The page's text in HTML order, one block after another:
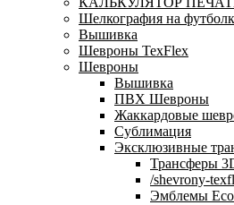
Шелкография на
Вышивка
Шевроны TexFlex
Шевроны
Вышивка
ПВХ Шевроны
Жаккардовые
Сублимация
Эксклюзивные
Трансферы
/shevrony-
Эмблемы